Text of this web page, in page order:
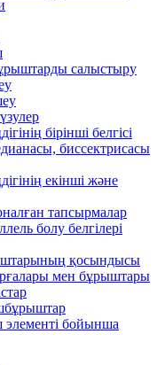
салыстыру
бірінші белгісі
биссектрисасы
екінші және
тапсырмалар
болу белгілері
қосындысы
мен бұрыштары
бойынша